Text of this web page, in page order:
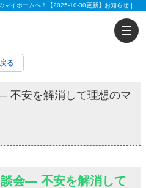
る
不安を解消して理想のマ
会― 不安を解消して